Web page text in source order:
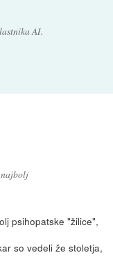
AI.
psihopatske "žilice",
so vedeli že stoletja,